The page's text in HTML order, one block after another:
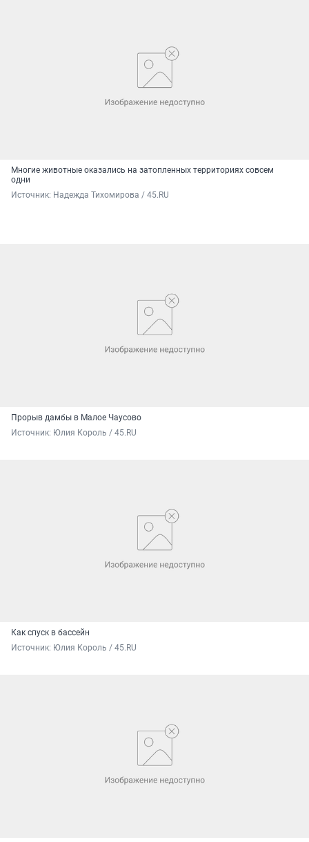
Многие животные оказались на затопленных территориях совсем
одни
Источник: Надежда Тихомирова / 45.RU
Прорыв дамбы в Малое Чаусово
Источник: Юлия Король / 45.RU
Как спуск в бассейн
Источник: Юлия Король / 45.RU